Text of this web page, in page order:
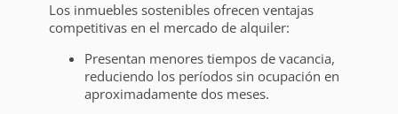
Los inmuebles sostenibles ofrecen ventajas
competitivas en el mercado de alquiler:
Presentan menores tiempos de vacancia,
reduciendo los períodos sin ocupación en
aproximadamente dos meses.